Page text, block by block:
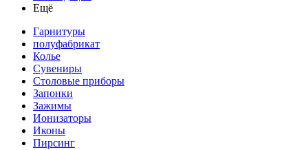
Ещё
Гарнитуры
полуфабрикат
Колье
Сувениры
Столовые приборы
Запонки
Зажимы
Ионизаторы
Иконы
Пирсинг